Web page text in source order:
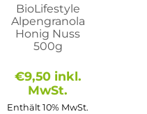
BioLifestyle
Alpengranola
Honig Nuss
500g
€9,50 inkl.
MwSt.
Enthält 10% MwSt.